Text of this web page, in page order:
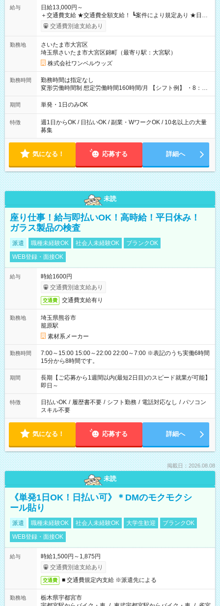
給与
日給13,000円～
＋交通費支給 ★交通費全額支給！ ┗案件により規定あり ★日払
いOK！（規定あり） ┗働いたその日に現金GET♪ お仕事後はコ
ンビニATMから 日払い分を引き落とせます！ 【試用期間】試
交通費別途支給あり
勤務地
さいたま市大宮区
埼玉県さいたま市大宮区錦町（最寄り駅：大宮駅）
株式会社ワンベルウッズ
勤務時間
勤務時間は指定なし
変形労働時間制 想定労働時間160時間/月 【シフト例】 ・8：00
～21：00
期間 単発・1日のみOK
特徴
週1日からOK / 日払いOK / 副業・WワークOK / 10名以上の大量
募集
気になる！ 応募する 詳細へ
未読
座り仕事！給与即払いOK！高時給！平日休み！
ガラス製品の検査
派遣 職種未経験OK 社会人未経験OK
ブランクOK
WEB登録・面接OK
給与
時給1600円
交通費別途支給あり
交通費 交通費支給有り
勤務地
埼玉県熊谷市
籠原駅
素材系メーカー
勤務時間
7:00～15:00 15:00～22:00 22:00～7:00 ※表記のうち実働6時間
15分から8時間です。
期間
長期【ご応募から1週間以内(最短2日目)のスピード就業が可能】
即日～
特徴 日払いOK / 履歴書不要 / シフト勤務 / 電話対応なし / パソコン
スキル不要
気になる！ 応募する 詳細へ
掲載日：2026.08.08
未読
《単発1日OK！日払い可》＊DMのモクモクシ
ール貼り
派遣 職種未経験OK 社会人未経験OK 大学生歓迎
ブランクOK
WEB登録・面接OK
給与
時給1,500円～1,875円
交通費別途支給あり
交通費 ■ 交通費規定内支給 ※派遣先による
勤務地
栃木県宇都宮市